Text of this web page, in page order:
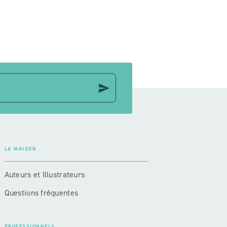
send
LA MAISON
Auteurs et Illustrateurs
Questions fréquentes